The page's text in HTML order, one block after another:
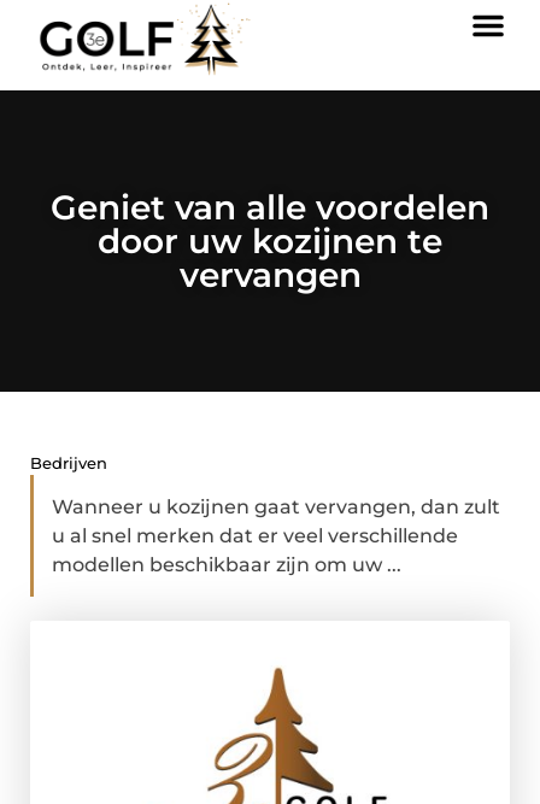
Geniet van alle voordelen
door uw kozijnen te
vervangen
Bedrijven
Wanneer u kozijnen gaat vervangen, dan zult
u al snel merken dat er veel verschillende
modellen beschikbaar zijn om uw ...